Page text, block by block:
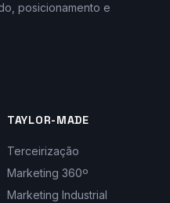
posicionamento e
TAYLOR-MADE
Terceirização
Marketing 360º
Marketing Industrial